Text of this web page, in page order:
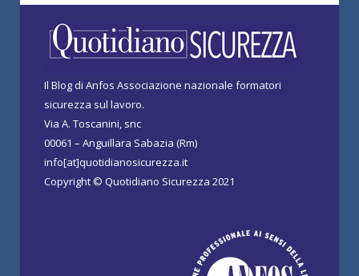
Il Blog di Anfos Associazione nazionale formatori
sicurezza sul lavoro.
Via A. Toscanini, snc
00061 – Anguillara Sabazia (Rm)
info[at]quotidianosicurezza.it
Copyright © Quotidiano Sicurezza 2021